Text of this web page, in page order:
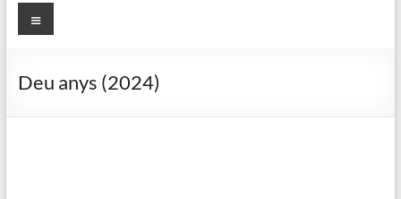
Sala
Biblioteca
Menú
Deu anys (2024)